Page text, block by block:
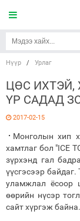
Нүүр / Урлаг
ЦӨС ИХТЭЙ,
ҮР САДАД
2017-02-15
Монголын хип
хамтлаг бол "ICE
зүрхэнд гал
үүсгэсээр
уламжлал ёсоор
өөрийн нүсэр
сайт хүргэж байна.